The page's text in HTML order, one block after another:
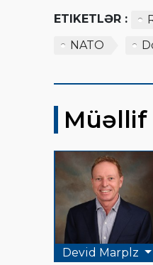
ETIKETLƏR :
NATO
Müəllif
Devid Marplz